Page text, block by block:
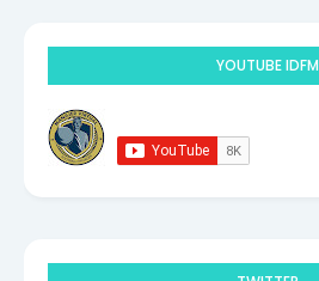
YOUTUBE IDFM